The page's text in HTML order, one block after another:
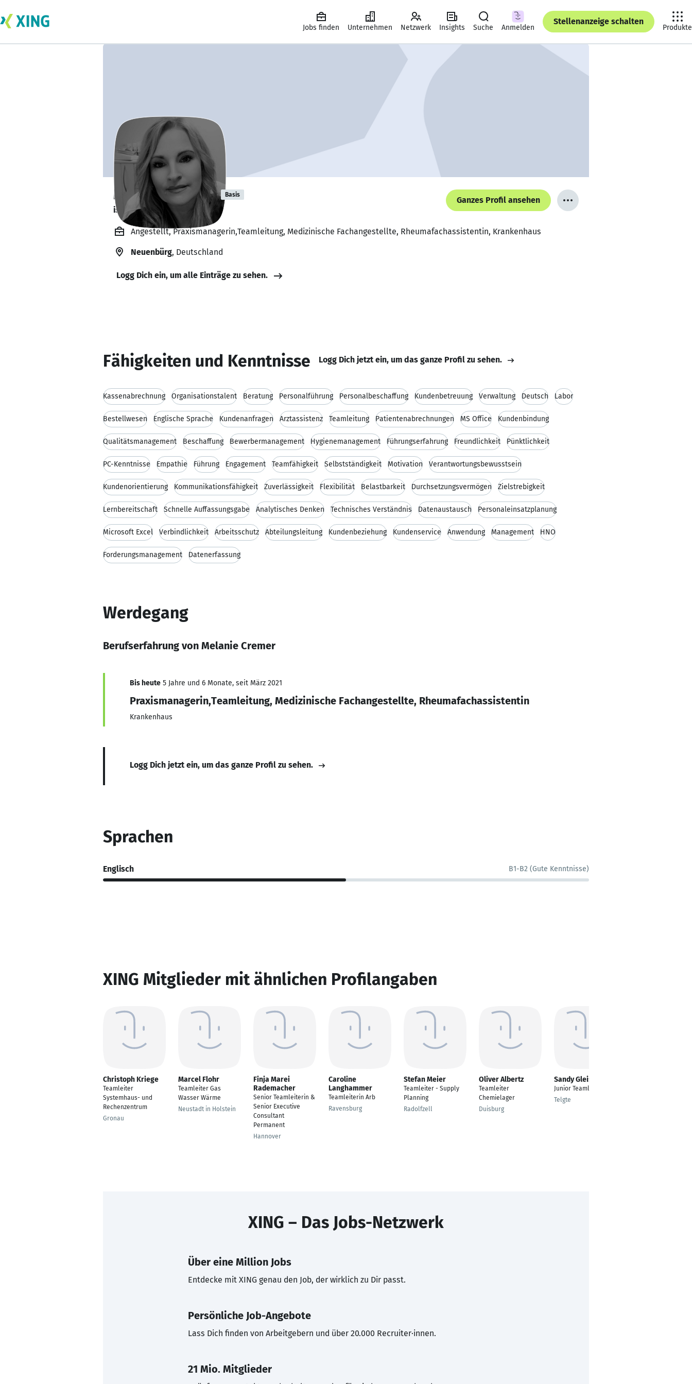
Jobs finden Unternehmen Netzwerk Insights Suche Anmelden
Stellenanzeige schalten
Produkte
Melanie Cremer Basis
ist offen für Projekte. 🔎
Ganzes Profil ansehen
Angestellt, Praxismanagerin,Teamleitung, Medizinische Fachangestellte, Rheumafachassistentin, Krankenhaus
Neuenbürg, Deutschland
Logg Dich ein, um alle Einträge zu sehen.
Fähigkeiten und Kenntnisse Logg Dich jetzt ein, um das ganze Profil zu sehen.
Kassenabrechnung Organisationstalent Beratung Personalführung Personalbeschaffung Kundenbetreuung Verwaltung Deutsch Labor
Bestellwesen Englische Sprache Kundenanfragen Arztassistenz Teamleitung Patientenabrechnungen MS Office Kundenbindung
Qualitätsmanagement Beschaffung Bewerbermanagement Hygienemanagement Führungserfahrung Freundlichkeit Pünktlichkeit
PC-Kenntnisse Empathie Führung Engagement Teamfähigkeit Selbstständigkeit Motivation Verantwortungsbewusstsein
Kundenorientierung Kommunikationsfähigkeit Zuverlässigkeit Flexibilität Belastbarkeit Durchsetzungsvermögen Zielstrebigkeit
Lernbereitschaft Schnelle Auffassungsgabe Analytisches Denken Technisches Verständnis Datenaustausch Personaleinsatzplanung
Microsoft Excel Verbindlichkeit Arbeitsschutz Abteilungsleitung Kundenbeziehung Kundenservice Anwendung Management HNO
Forderungsmanagement Datenerfassung
Werdegang
Berufserfahrung von Melanie Cremer
Bis heute 5 Jahre und 6 Monate, seit März 2021
Praxismanagerin,Teamleitung, Medizinische Fachangestellte, Rheumafachassistentin
Krankenhaus
Logg Dich jetzt ein, um das ganze Profil zu sehen.
Sprachen
Englisch B1-B2 (Gute Kenntnisse)
XING Mitglieder mit ähnlichen Profilangaben
Christoph Kriege
Teamleiter
Systemhaus- und
Rechenzentrum
Gronau
Marcel Flohr
Teamleiter Gas
Wasser Wärme
Neustadt in Holstein
Finja Marei
Rademacher
Senior Teamleiterin &
Senior Executive
Consultant
Permanent
Hannover
Caroline
Langhammer
Teamleiterin Arb
Ravensburg
Stefan Meier
Teamleiter - Supply
Planning
Radolfzell
Oliver Albertz
Teamleiter
Chemielager
Duisburg
Sandy Gleisberg
Junior Teamleiter
Telgte
XING – Das Jobs-Netzwerk
Über eine Million Jobs
Entdecke mit XING genau den Job, der wirklich zu Dir passt.
Persönliche Job-Angebote
Lass Dich finden von Arbeitgebern und über 20.000 Recruiter·innen.
21 Mio. Mitglieder